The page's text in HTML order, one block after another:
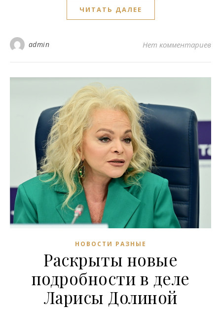
ЧИТАТЬ ДАЛЕЕ
admin Нет комментариев
НОВОСТИ РАЗНЫЕ
Раскрыты новые
подробности в деле
Ларисы Долиной